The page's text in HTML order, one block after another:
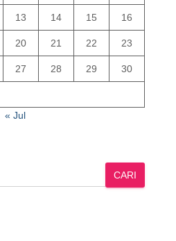
13 14 15 16
20 21 22 23
27 28 29 30
« Jul
CARI